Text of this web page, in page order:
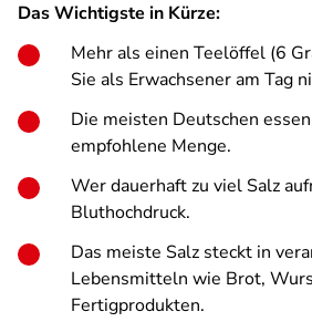
Das Wichtigste in Kürze:
Mehr als einen Teelöffel (6
Sie als Erwachsener am Tag
Die meisten Deutschen
empfohlene Menge.
Wer dauerhaft zu viel Salz
Bluthochdruck.
Das meiste Salz steckt in
Lebensmitteln wie Brot,
Fertigprodukten.